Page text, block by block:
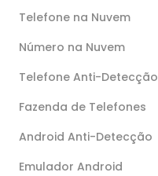
Telefone na Nuvem
Número na Nuvem
Telefone Anti-Detecção
Fazenda de Telefones
Android Anti-Detecção
Emulador Android